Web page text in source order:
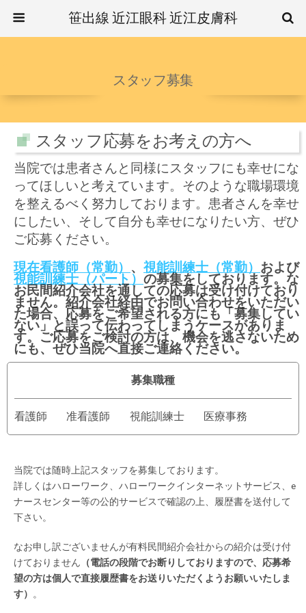
笹出線 近江眼科 近江皮膚科
スタッフ募集
スタッフ応募をお考えの方へ
当院では患者さんと同様にスタッフにも幸せにな
ってほしいと考えています。そのような職場環境
を整えるべく努力しております。患者さんを幸せ
にしたい、そして自分も幸せになりたい方、ぜひ
ご応募ください。
現在看護師（常勤） 、 視能訓練士（常勤） および
視能訓練士（パート） の募集をしております。な
お民間紹介会社を通しての応募は受け付けており
ません。紹介会社経由でお問い合わせをいただい
た場合、応募をご希望される方にも「募集してい
ない」と誤って伝わってしまうケースがありま
す。ご応募をご検討の方は、機会を逃さないため
にも、ぜひ当院へ直接ご連絡ください。
募集職種
看護師 准看護師 視能訓練士 医療事務
当院では随時上記スタッフを募集しております。
詳しくはハローワーク、ハローワークインターネットサービス、e
ナースセンター等の公的サービスで確認の上、履歴書を送付して
下さい。
なお申し訳ございませんが有料民間紹介会社からの紹介は受け付
けておりません （電話の段階でお断りしておりますので、応募希
望の方は個人で直接履歴書をお送りいただくようお願いいたしま
す） 。